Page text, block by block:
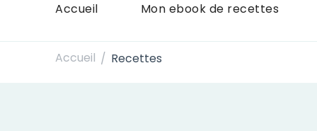
Accueil Mon ebook de recettes
Accueil / Recettes